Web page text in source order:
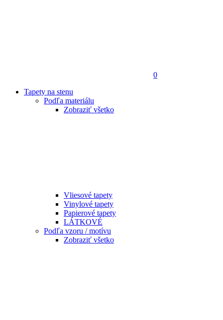
0
Tapety na stenu
Podľa materiálu
Zobraziť všetko
Vliesové tapety
Vinylové tapety
Papierové tapety
LÁTKOVÉ
Podľa vzoru / motívu
Zobraziť všetko